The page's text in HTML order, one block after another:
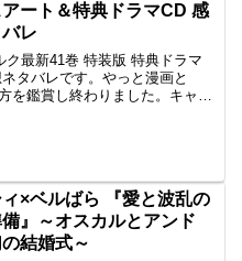
アート＆特典ドラマCD 感
レ
ク最新41巻 特装版 特典ドラマ
タバレです。やっと漫画と
を鑑賞し終わりました。キャン
×ベルばら 『愛と波乱の
』～オスカルとアンド
結婚式～